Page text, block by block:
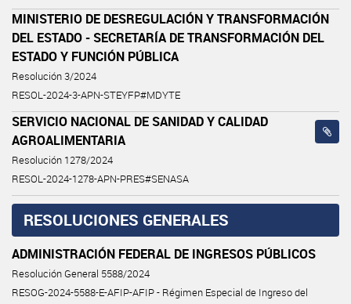
MINISTERIO DE DESREGULACIÓN Y TRANSFORMACIÓN
DEL ESTADO - SECRETARÍA DE TRANSFORMACIÓN DEL
ESTADO Y FUNCIÓN PÚBLICA
Resolución 3/2024
RESOL-2024-3-APN-STEYFP#MDYTE
SERVICIO NACIONAL DE SANIDAD Y CALIDAD
AGROALIMENTARIA
Resolución 1278/2024
RESOL-2024-1278-APN-PRES#SENASA
RESOLUCIONES GENERALES
ADMINISTRACIÓN FEDERAL DE INGRESOS PÚBLICOS
Resolución General 5588/2024
RESOG-2024-5588-E-AFIP-AFIP - Régimen Especial de Ingreso del